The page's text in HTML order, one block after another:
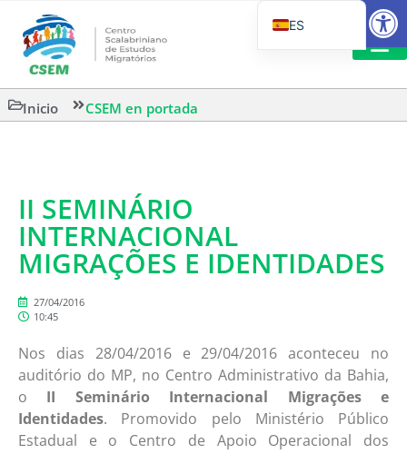
Inicio CSEM en portada
II SEMINÁRIO
INTERNACIONAL
MIGRAÇÕES E IDENTIDADES
27/04/2016
10:45
Nos dias 28/04/2016 e 29/04/2016 aconteceu no
auditório do MP, no Centro Administrativo da Bahia,
o II Seminário Internacional Migrações e
Identidades. Promovido pelo Ministério Público
Estadual e o Centro de Apoio Operacional dos
ES
EN